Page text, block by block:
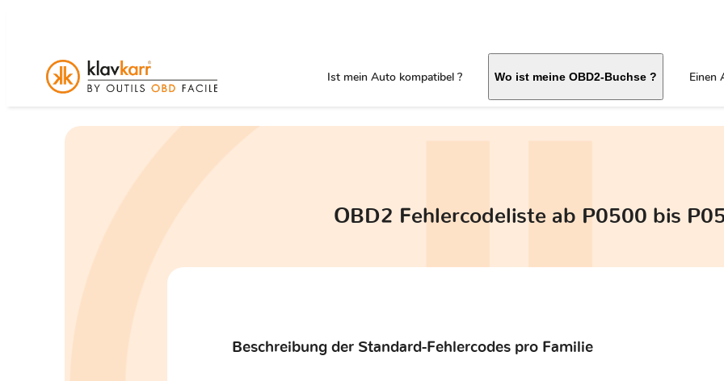
Ist mein Auto kompatibel ? Wo ist meine OBD2-Buchse ? Einen
OBD2 Fehlercodeliste ab P0500 bis
Beschreibung der Standard-Fehlercodes pro Familie